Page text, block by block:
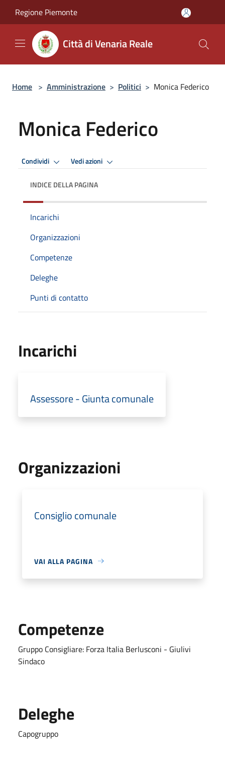
Regione Piemonte
Città di Venaria Reale
Home > Amministrazione > Politici > Monica Federico
Monica Federico
Condividi Vedi azioni
INDICE DELLA PAGINA
Incarichi
Organizzazioni
Competenze
Deleghe
Punti di contatto
Incarichi
Assessore - Giunta comunale
Organizzazioni
Consiglio comunale
VAI ALLA PAGINA
Competenze
Gruppo Consigliare: Forza Italia Berlusconi - Giulivi
Sindaco
Deleghe
Capogruppo